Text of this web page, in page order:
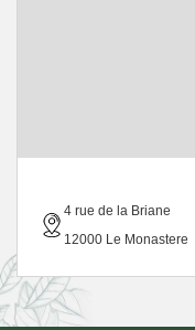
4 rue de la Briane
12000 Le Monastere